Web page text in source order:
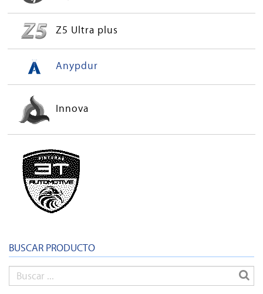
Z5 Ultra plus
Anypdur
Innova
3T
BUSCAR PRODUCTO